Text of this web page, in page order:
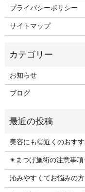
プライバシーポリシー
サイトマップ
お知らせ
ブログ
美容にも◎近くのおすす
✴︎まつげ施術の注意事
沁みやすくてお悩みの